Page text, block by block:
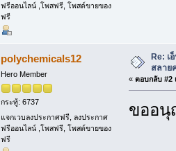
ฟรีออนไลน์ ,โพสฟรี, โพสต์ขายของ
ฟรี
polychemicals12
Hero Member
กระทู้: 6737
แจกเวบลงประกาศฟรี, ลงประกาศ
ฟรีออนไลน์ ,โพสฟรี, โพสต์ขายของ
ฟรี
Re: เ
สลาย
« ตอบกลับ #2
ขออนุ